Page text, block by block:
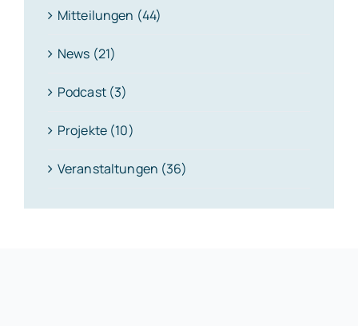
Mitteilungen (44)
News (21)
Podcast (3)
Projekte (10)
Veranstaltungen (36)